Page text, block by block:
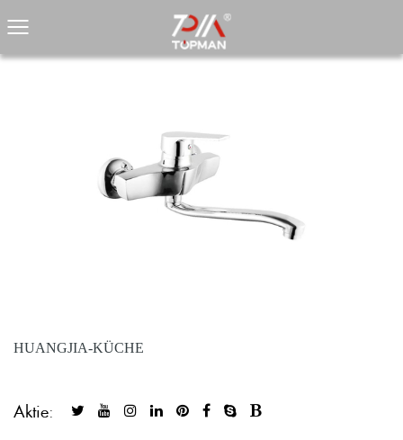
HUANGJIA-KÜCHE
Aktie: